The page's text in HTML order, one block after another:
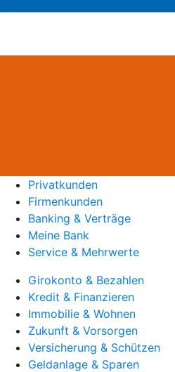
Privatkunden
Firmenkunden
Banking & Verträge
Meine Bank
Service & Mehrwerte
Girokonto & Bezahlen
Kredit & Finanzieren
Immobilie & Wohnen
Zukunft & Vorsorgen
Versicherung & Schützen
Geldanlage & Sparen